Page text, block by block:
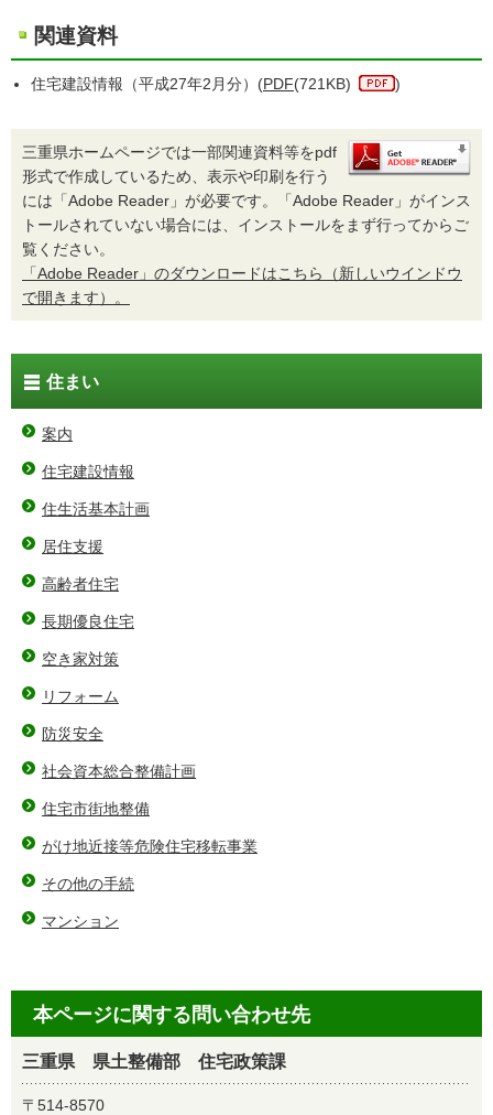
関連資料
住宅建設情報（平成27年2月分）(PDF(721KB) )
三重県ホームページでは一部関連資料等をpdf
形式で作成しているため、表示や印刷を行う
には「Adobe Reader」が必要です。「Adobe Reader」がインス
トールされていない場合には、インストールをまず行ってからご
覧ください。
「Adobe Reader」のダウンロードはこちら（新しいウインドウ
で開きます）。
住まい
案内
住宅建設情報
住生活基本計画
居住支援
高齢者住宅
長期優良住宅
空き家対策
リフォーム
防災安全
社会資本総合整備計画
住宅市街地整備
がけ地近接等危険住宅移転事業
その他の手続
マンション
本ページに関する問い合わせ先
三重県 県土整備部 住宅政策課
〒514-8570